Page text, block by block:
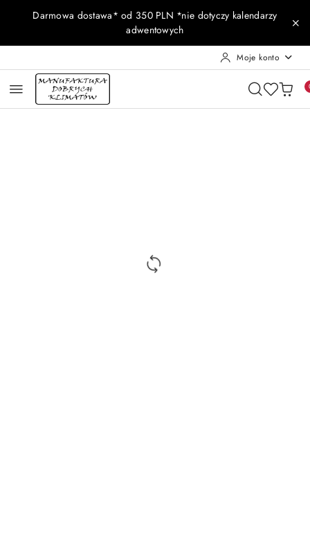
Przejdź do treści głównej
Przejdź do wyszukiwarki
Przejdź do moje konto
Przejdź do menu głównego
Przejdź do opisu produktu
Przejdź do stopki
Darmowa dostawa* od 350 PLN *nie dotyczy kalendarzy
adwentowych
Moje konto